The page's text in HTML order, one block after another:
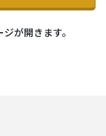
が開きます。